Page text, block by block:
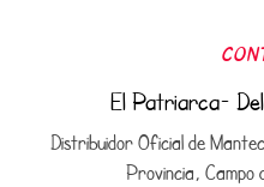
El Patriarca-
Distribuidor Oficial de
Provincia, Campo